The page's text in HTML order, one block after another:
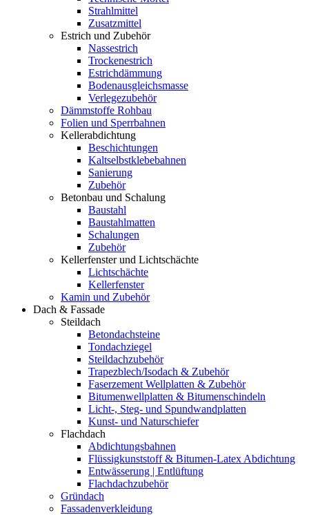
Strahlmittel
Zusatzmittel
Estrich und Zubehör
Nassestrich
Trockenestrich
Estrichdämmung
Bodenausgleichsmasse
Verlegezubehör
Dämmstoffe Rohbau
Folien und Sperrbahnen
Kellerabdichtung
Beschichtungen
Kaltselbstklebebahnen
Sanierung
Zubehör
Betonbau und Schalung
Baustahl
Baustahlmatten
Schalungen
Zubehör
Kellerfenster und Lichtschächte
Lichtschächte
Kellerfenster
Kamin und Zubehör
Dach & Fassade
Steildach
Betondachsteine
Tondachziegel
Steildachzubehör
Trapezblech/Isodach & Zubehör
Faserzement Wellplatten & Zubehör
Bitumenwellplatten & Bitumenschindeln
Licht-, Steg- und Spundwandplatten
Kunst- und Naturschiefer
Flachdach
Abdichtungsbahnen
Flüssigkunststoff & Bitumen-Latex Abdichtung
Entwässerung | Entlüftung
Flachdachzubehör
Gründach
Fassadenverkleidung